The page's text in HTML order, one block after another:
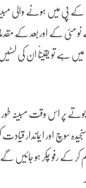
پی میں ہونے والی
مئی کے اور بعد کے
ہے تو یقیناً ان کی
پر اس وقت مبینہ طور
اور ایماندار قیادت کو
کر کے رفو چکر ہو